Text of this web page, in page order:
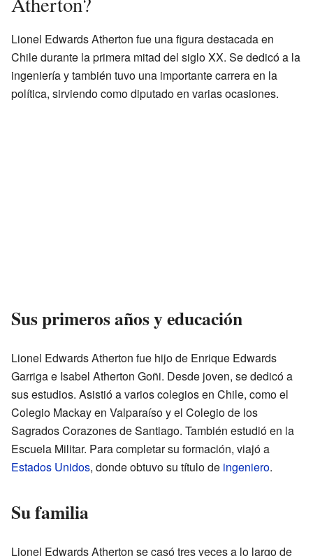
Lionel Edwards Atherton fue una figura destacada en
Chile durante la primera mitad del siglo XX. Se dedicó a la
ingeniería y también tuvo una importante carrera en la
política, sirviendo como diputado en varias ocasiones.
Sus primeros años y educación
Lionel Edwards Atherton fue hijo de Enrique Edwards
Garriga e Isabel Atherton Goñi. Desde joven, se dedicó a
sus estudios. Asistió a varios colegios en Chile, como el
Colegio Mackay en Valparaíso y el Colegio de los
Sagrados Corazones de Santiago. También estudió en la
Escuela Militar. Para completar su formación, viajó a
Estados Unidos, donde obtuvo su título de ingeniero.
Su familia
Lionel Edwards Atherton se casó tres veces a lo largo de